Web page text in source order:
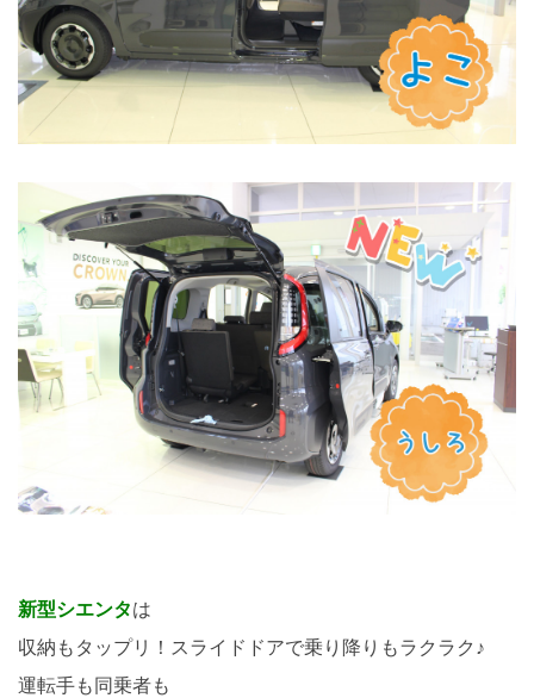
新型シエンタは
収納もタップリ！スライドドアで乗り降りもラクラク♪
運転手も同乗者も